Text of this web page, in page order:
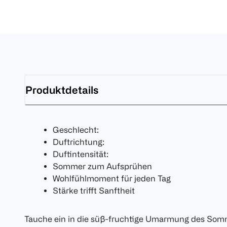
Produktdetails
Geschlecht:
Duftrichtung:
Duftintensität:
Sommer zum Aufsprühen
Wohlfühlmoment für jeden Tag
Stärke trifft Sanftheit
Tauche ein in die süß-fruchtige Umarmung des